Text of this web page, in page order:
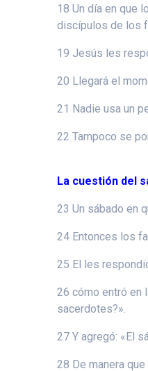
18 Un día en que
discípulos de los
19 Jesús les
20 Llegará el
21 Nadie usa un
22 Tampoco se
La cuestión del
23 Un sábado en
24 Entonces los
25 El les
26 cómo entró en
sacerdotes?».
27 Y agregó: «El
28 De manera